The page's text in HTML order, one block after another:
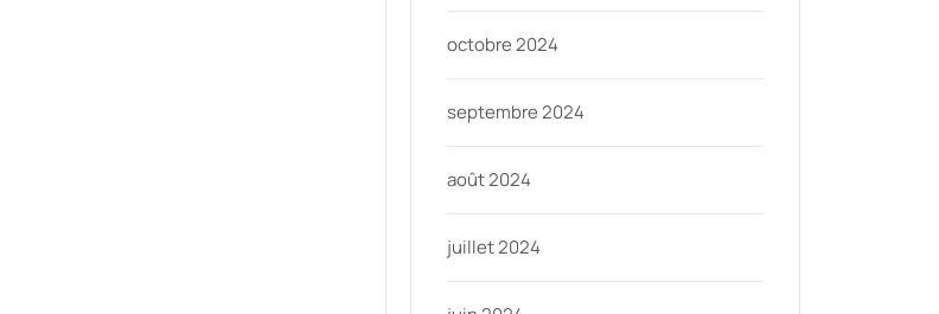
octobre 2024
septembre 2024
août 2024
juillet 2024